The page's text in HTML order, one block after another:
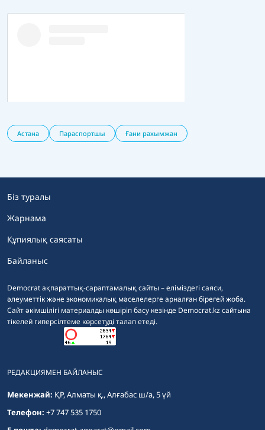
Астана Параспортшы Ғани рахымжан
Democrat ақпараттық-сараптамалық сайты – еліміздегі саяси,
әлеуметтік және экономикалық мәселелерге арналған бірегей жоба.
Сайт әкімшілігі материалды көшіріп басу кезінде Democrat.kz сайтына
тікелей гиперсілтеме көрсетуді талап етеді.
Біз туралы
Жарнама
Құпиялық саясаты
Байланыс
РЕДАКЦИЯМЕН БАЙЛАНЫС
Мекенжай: ҚР, Алматы қ., Алғабас ш/а, 5 үй
Телефон: +7 747 535 1750